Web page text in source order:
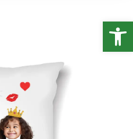
פתח סרגל נגישות